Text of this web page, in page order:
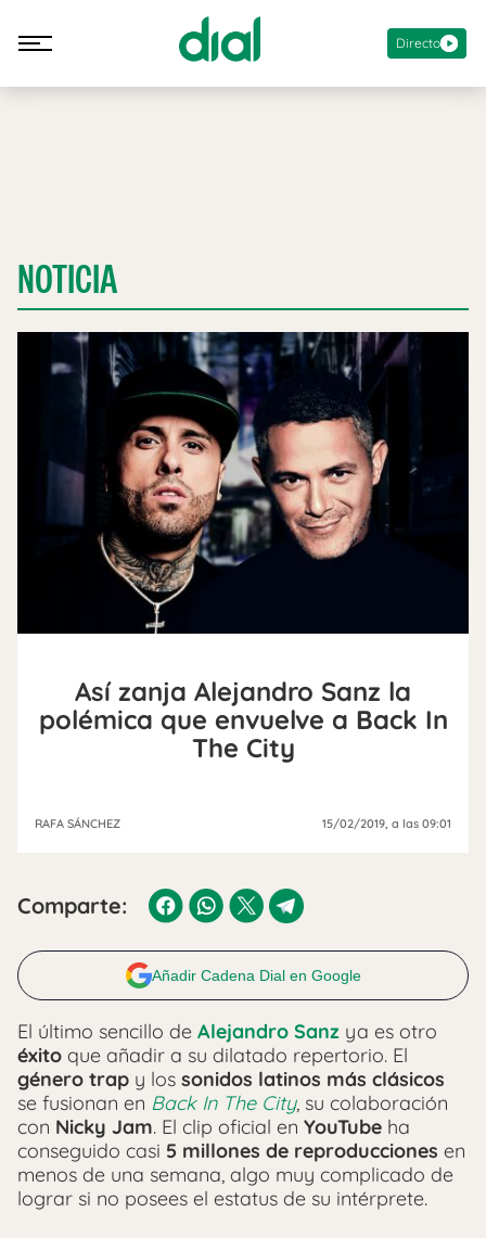
Directo
NOTICIA
Así zanja Alejandro Sanz la
polémica que envuelve a Back In
The City
RAFA SÁNCHEZ 15/02/2019 , a las 09:01
Comparte:
Añadir Cadena Dial en Google
El último sencillo de Alejandro Sanz ya es otro
éxito que añadir a su dilatado repertorio. El
género trap y los sonidos latinos más clásicos
se fusionan en Back In The City, su colaboración
con Nicky Jam. El clip oficial en YouTube ha
conseguido casi 5 millones de reproducciones en
menos de una semana, algo muy complicado de
lograr si no posees el estatus de su intérprete.